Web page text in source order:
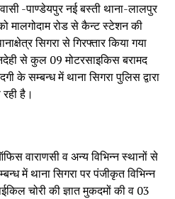
-पाण्डेयपुर नई बस्ती थाना-लालपुर
मालगोदाम रोड से कैन्ट स्टेशन की
सिगरा से गिरफ्तार किया गया
से कुल 09 मोटरसाइकिस बरामद
के सम्बन्ध में थाना सिगरा पुलिस द्वारा
है।
वाराणसी व अन्य विभिन्न स्थानों से
में थाना सिगरा पर पंजीकृत विभिन्न
चोरी की ज्ञात मुकदमों की व 03